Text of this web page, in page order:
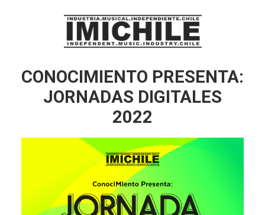
CONOCIMIENTO PRESENTA:
JORNADAS DIGITALES
2022